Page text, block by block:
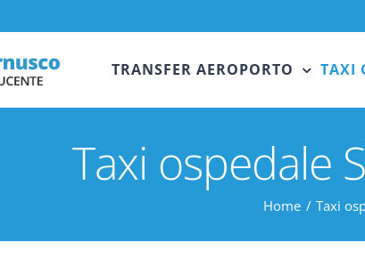
TRANSFER AEROPORTO TAXI
Taxi ospedale
Home Taxi